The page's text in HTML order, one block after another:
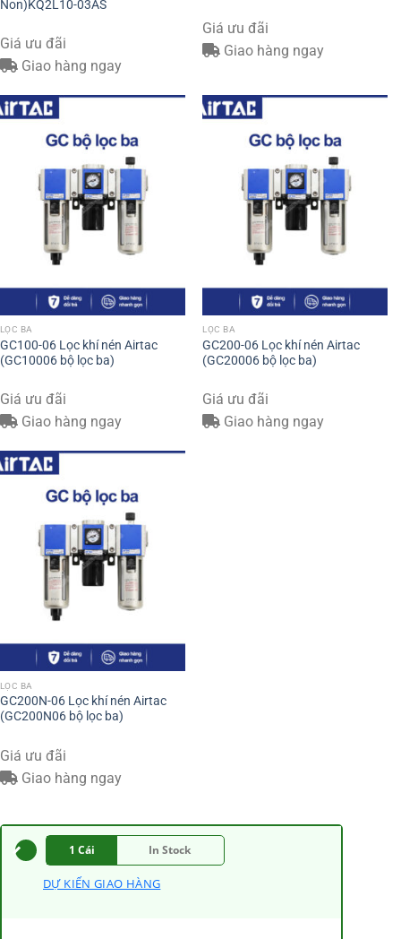
Non)KQ2L10-03AS
Giá ưu đãi
Giao hàng ngay
Giá ưu đãi
Giao hàng ngay
LỌC BA
GC100-06 Lọc khí nén Airtac
(GC10006 bộ lọc ba)
Giá ưu đãi
Giao hàng ngay
LỌC BA
GC200-06 Lọc khí nén Airtac
(GC20006 bộ lọc ba)
Giá ưu đãi
Giao hàng ngay
LỌC BA
GC200N-06 Lọc khí nén Airtac
(GC200N06 bộ lọc ba)
Giá ưu đãi
Giao hàng ngay
1 Cái In Stock
DỰ KIẾN GIAO HÀNG